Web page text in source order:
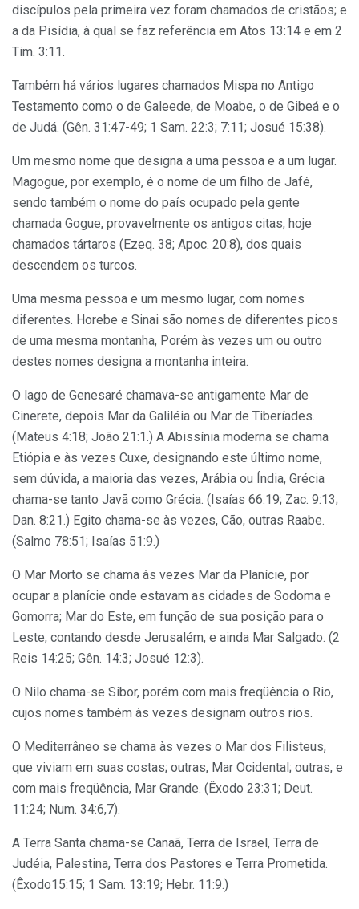
discípulos pela primeira vez foram chamados de cristãos; e
a da Pisídia, à qual se faz referência em Atos 13:14 e em 2
Tim. 3:11.
Também há vários lugares chamados Mispa no Antigo
Testamento como o de Galeede, de Moabe, o de Gibeá e o
de Judá. (Gên. 31:47-49; 1 Sam. 22:3; 7:11; Josué 15:38).
Um mesmo nome que designa a uma pessoa e a um lugar.
Magogue, por exemplo, é o nome de um filho de Jafé,
sendo também o nome do país ocupado pela gente
chamada Gogue, provavelmente os antigos citas, hoje
chamados tártaros (Ezeq. 38; Apoc. 20:8), dos quais
descendem os turcos.
Uma mesma pessoa e um mesmo lugar, com nomes
diferentes. Horebe e Sinai são nomes de diferentes picos
de uma mesma montanha, Porém às vezes um ou outro
destes nomes designa a montanha inteira.
O lago de Genesaré chamava-se antigamente Mar de
Cinerete, depois Mar da Galiléia ou Mar de Tiberíades.
(Mateus 4:18; João 21:1.) A Abissínia moderna se chama
Etiópia e às vezes Cuxe, designando este último nome,
sem dúvida, a maioria das vezes, Arábia ou Índia, Grécia
chama-se tanto Javã como Grécia. (Isaías 66:19; Zac. 9:13;
Dan. 8:21.) Egito chama-se às vezes, Cão, outras Raabe.
(Salmo 78:51; Isaías 51:9.)
O Mar Morto se chama às vezes Mar da Planície, por
ocupar a planície onde estavam as cidades de Sodoma e
Gomorra; Mar do Este, em função de sua posição para o
Leste, contando desde Jerusalém, e ainda Mar Salgado. (2
Reis 14:25; Gên. 14:3; Josué 12:3).
O Nilo chama-se Sibor, porém com mais freqüência o Rio,
cujos nomes também às vezes designam outros rios.
O Mediterrâneo se chama às vezes o Mar dos Filisteus,
que viviam em suas costas; outras, Mar Ocidental; outras, e
com mais freqüência, Mar Grande. (Êxodo 23:31; Deut.
11:24; Num. 34:6,7).
A Terra Santa chama-se Canaã, Terra de Israel, Terra de
Judéia, Palestina, Terra dos Pastores e Terra Prometida.
(Êxodo15:15; 1 Sam. 13:19; Hebr. 11:9.)